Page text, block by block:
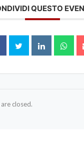
QUESTO
closed.